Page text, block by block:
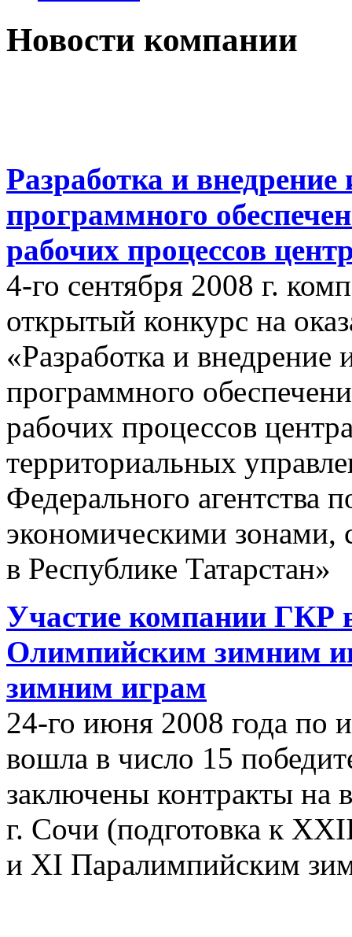
Новости компании
Разработка и
программного
рабочих процессов
4-го сентября 2008 г.
открытый конкурс на
«Разработка и
программного
рабочих процессов
территориальных
Федерального агентства
экономическими зонами,
в Республике Татарстан»
Участие компании ГКР
Олимпийским зимним
зимним играм
24-го июня 2008 года по
вошла в число 15
заключены контракты на
г. Сочи (подготовка к
и XI Паралимпийским